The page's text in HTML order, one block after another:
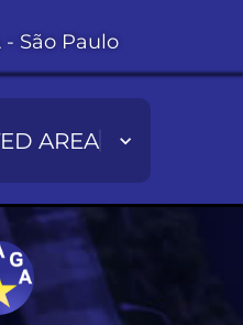
- São Paulo
AREA